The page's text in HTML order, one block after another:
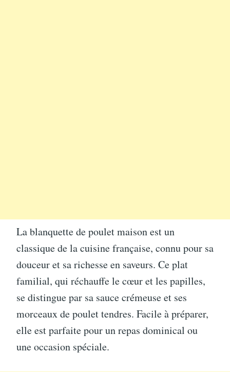
La blanquette de poulet maison est un
classique de la cuisine française, connu pour sa
douceur et sa richesse en saveurs. Ce plat
familial, qui réchauffe le cœur et les papilles,
se distingue par sa sauce crémeuse et ses
morceaux de poulet tendres. Facile à préparer,
elle est parfaite pour un repas dominical ou
une occasion spéciale.